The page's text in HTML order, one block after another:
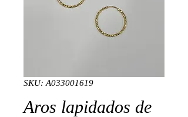
SKU: A033001619
Aros lapidados de